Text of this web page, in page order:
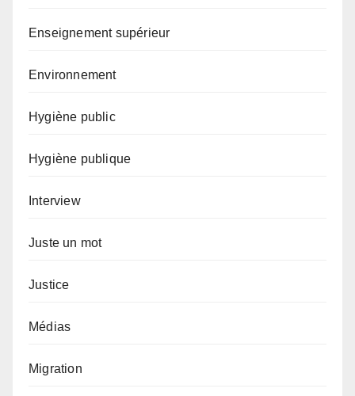
Enseignement supérieur
Environnement
Hygiène public
Hygiène publique
Interview
Juste un mot
Justice
Médias
Migration